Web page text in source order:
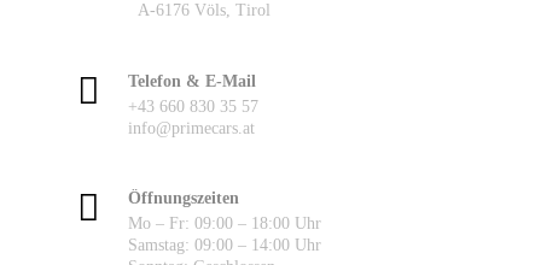
A-6176 Völs, Tirol
Telefon & E-Mail
+43 660 830 35 57
info@primecars.at
Öffnungszeiten
Mo – Fr: 09:00 – 18:00 Uhr
Samstag: 09:00 – 14:00 Uhr